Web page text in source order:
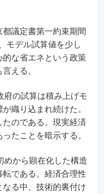
議定書第一約束期間
モデル試算値を少し
的な省エネという政策
える。
の試算は積み上げモ
織り込まれ続けた。
たのである。現実経済
たことを暗示する。
から顕在化した構造
である。経済合理性
る中、技術的裏付け